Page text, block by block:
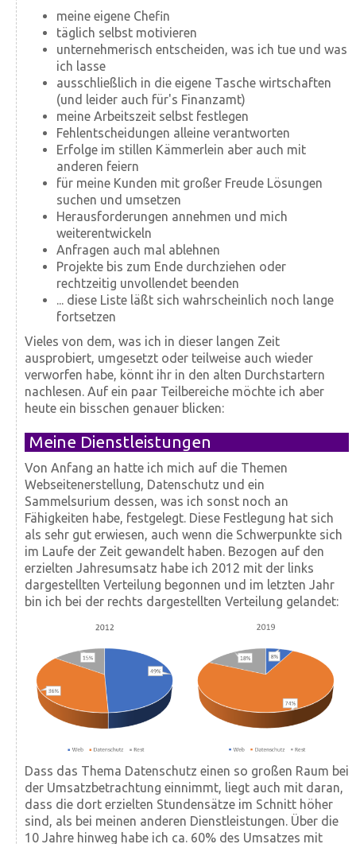
meine eigene Chefin
täglich selbst motivieren
unternehmerisch entscheiden, was ich tue und was
ich lasse
ausschließlich in die eigene Tasche wirtschaften
(und leider auch für's Finanzamt)
meine Arbeitszeit selbst festlegen
Fehlentscheidungen alleine verantworten
Erfolge im stillen Kämmerlein aber auch mit
anderen feiern
für meine Kunden mit großer Freude Lösungen
suchen und umsetzen
Herausforderungen annehmen und mich
weiterentwickeln
Anfragen auch mal ablehnen
Projekte bis zum Ende durchziehen oder
rechtzeitig unvollendet beenden
... diese Liste läßt sich wahrscheinlich noch lange
fortsetzen
Vieles von dem, was ich in dieser langen Zeit
ausprobiert, umgesetzt oder teilweise auch wieder
verworfen habe, könnt ihr in den alten Durchstartern
nachlesen. Auf ein paar Teilbereiche möchte ich aber
heute ein bisschen genauer blicken:
Meine Dienstleistungen
Von Anfang an hatte ich mich auf die Themen
Webseitenerstellung, Datenschutz und ein
Sammelsurium dessen, was ich sonst noch an
Fähigkeiten habe, festgelegt. Diese Festlegung hat sich
als sehr gut erwiesen, auch wenn die Schwerpunkte sich
im Laufe der Zeit gewandelt haben. Bezogen auf den
erzielten Jahresumsatz habe ich 2012 mit der links
dargestellten Verteilung begonnen und im letzten Jahr
bin ich bei der rechts dargestellten Verteilung gelandet:
Dass das Thema Datenschutz einen so großen Raum bei
der Umsatzbetrachtung einnimmt, liegt auch mit daran,
dass die dort erzielten Stundensätze im Schnitt höher
sind, als bei meinen anderen Dienstleistungen. Über die
10 Jahre hinweg habe ich ca. 60% des Umsatzes mit